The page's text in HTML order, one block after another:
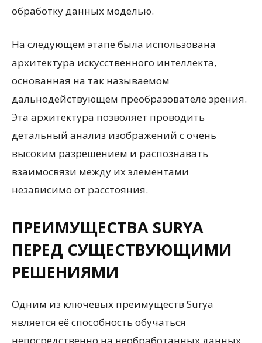
обработку данных моделью.
На следующем этапе была использована
архитектура искусственного интеллекта,
основанная на так называемом
дальнодействующем преобразователе зрения.
Эта архитектура позволяет проводить
детальный анализ изображений с очень
высоким разрешением и распознавать
взаимосвязи между их элементами
независимо от расстояния.
ПРЕИМУЩЕСТВА SURYA
ПЕРЕД СУЩЕСТВУЮЩИМИ
РЕШЕНИЯМИ
Одним из ключевых преимуществ Surya
является её способность обучаться